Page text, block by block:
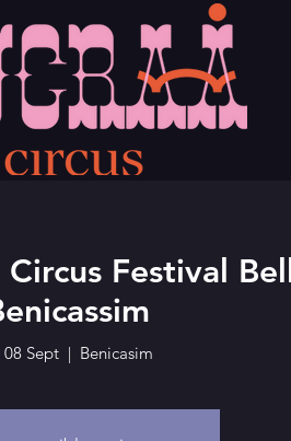
Festival
08 Sept
  |
Benicasim